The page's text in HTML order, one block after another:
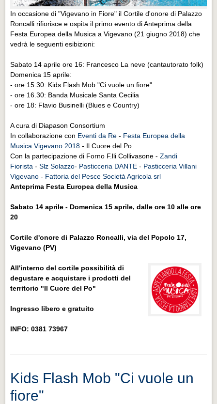
In occasione di "Vigevano in Fiore" il Cortile d'onore di Palazzo
Roncalli rifiorisce e ospita il primo evento di Anteprima della
Festa Europea della Musica a Vigevano (21 giugno 2018) che
vedrà le seguenti esibizioni:
Sabato 14 aprile ore 16: Francesco La neve (cantautorato folk)
Domenica 15 aprile:
- ore 15.30: Kids Flash Mob "Ci vuole un fiore"
- ore 16.30: Banda Musicale Santa Cecilia
- ore 18: Flavio Businelli (Blues e Country)
A cura di Diapason Consortium
In collaborazione con Eventi da Re - Festa Europea della
Musica Vigevano 2018 - Il Cuore del Po
Con la partecipazione di Forno F.lli Collivasone -Zandi
Fiorista -Slz Solazzo- Pasticceria DANTE - Pasticceria Villani
Vigevano - Fattoria del Pesce Società Agricola srl
Anteprima Festa Europea della Musica
Sabato 14 aprile - Domenica 15 aprile, dalle ore 10 alle ore
20
Cortile d'onore di Palazzo Roncalli, via del Popolo 17,
Vigevano (PV)
All'interno del cortile possibilità di
degustare e acquistare i prodotti del
territorio "Il Cuore del Po"
Ingresso libero e gratuito
INFO: 0381 73967
Kids Flash Mob "Ci vuole un
fiore"